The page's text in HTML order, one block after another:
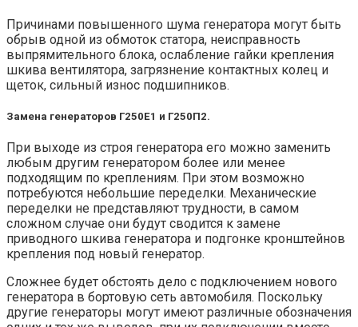
Причинами повышенного шума генератора могут быть
обрыв одной из обмоток статора, неисправность
выпрямительного блока, ослабление гайки крепления
шкива вентилятора, загрязнение контактных колец и
щеток, сильный износ подшипников.
Замена генераторов Г250Е1 и Г250П2.
При выходе из строя генератора его можно заменить
любым другим генератором более или менее
подходящим по креплениям. При этом возможно
потребуются небольшие переделки. Механические
переделки не представляют трудности, в самом
сложном случае они будут сводится к замене
приводного шкива генератора и подгонке кронштейнов
крепления под новый генератор.
Сложнее будет обстоять дело с подключением нового
генератора в бортовую сеть автомобиля. Поскольку
другие генераторы могут имеют различные обозначения